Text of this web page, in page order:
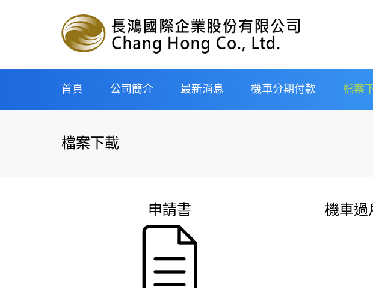
首頁 公司簡介
組織架構
最新消息 機車分期付款 檔案
檔案下載
申請書 機車過